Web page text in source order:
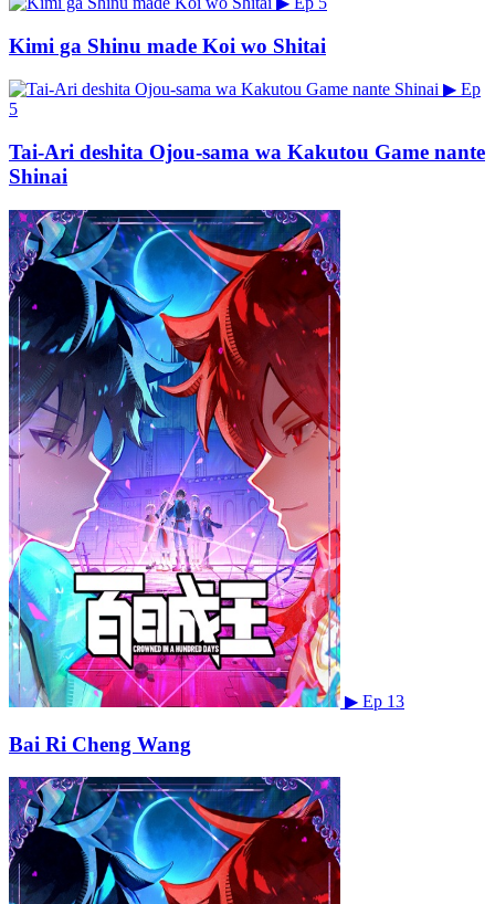
Kimi ga Shinu made Koi wo Shitai
▶ Ep
5
Tai-Ari deshita Ojou-sama wa Kakutou Game nante
Shinai
▶ Ep 13
Bai Ri Cheng Wang